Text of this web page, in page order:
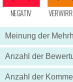
Meinung der
Anzahl der
Anzahl der